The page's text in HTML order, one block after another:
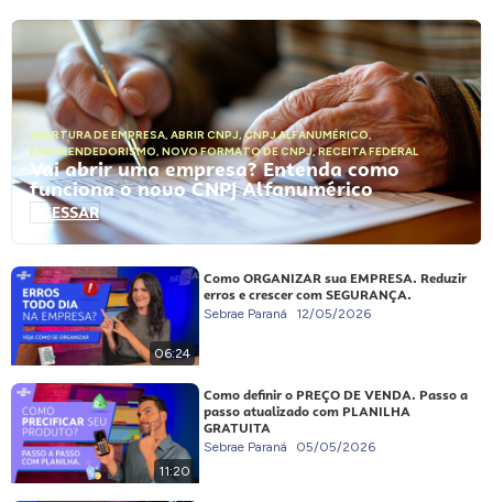
ABERTURA DE EMPRESA, ABRIR CNPJ,CNPJ ALFANUMÉRICO,
EMPREENDEDORISMO, NOVO FORMATO DE CNPJ,RECEITA FEDERAL
Vai abrir uma empresa? Entenda como
funciona o novo CNPJ Alfanumérico
ACESSAR
06:24
Como ORGANIZAR sua EMPRESA. Reduzir
erros e crescer com SEGURANÇA.
Sebrae Paraná 12/05/2026
11:20
Como definir o PREÇO DE VENDA. Passo a
passo atualizado com PLANILHA
GRATUITA
Sebrae Paraná 05/05/2026